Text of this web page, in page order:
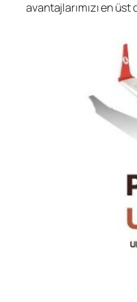
avantajlarımızı en